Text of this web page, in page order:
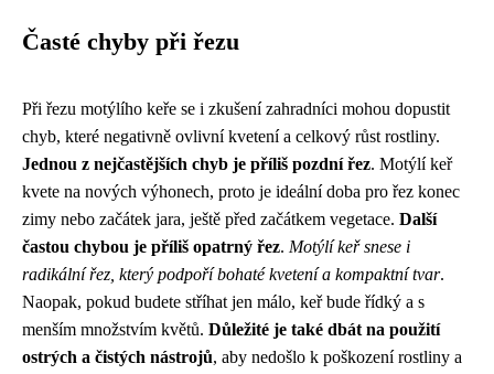
Časté chyby při řezu
Při řezu motýlího keře se i zkušení zahradníci mohou dopustit
chyb, které negativně ovlivní kvetení a celkový růst rostliny.
Jednou z nejčastějších chyb je příliš pozdní řez. Motýlí keř
kvete na nových výhonech, proto je ideální doba pro řez konec
zimy nebo začátek jara, ještě před začátkem vegetace. Další
častou chybou je příliš opatrný řez. Motýlí keř snese i
radikální řez, který podpoří bohaté kvetení a kompaktní tvar.
Naopak, pokud budete stříhat jen málo, keř bude řídký a s
menším množstvím květů. Důležité je také dbát na použití
ostrých a čistých nástrojů, aby nedošlo k poškození rostliny a